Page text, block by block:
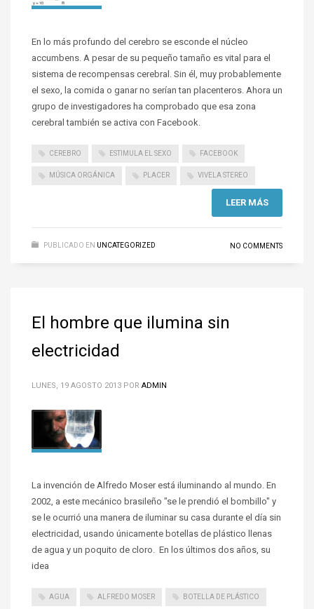
En lo más profundo del cerebro se esconde el núcleo
accumbens. A pesar de su pequeño tamaño es vital para el
sistema de recompensas cerebral. Sin él, muy probablemente
el sexo, la comida o ganar no serían tan placenteros. Ahora un
grupo de investigadores ha comprobado que esa zona
cerebral también se activa con Facebook.
CEREBRO ESTIMULA EL SEXO FACEBOOK
MÚSICA ORGÁNICA PLACER VIVELA STEREO
LEER MÁS
PUBLICADO EN UNCATEGORIZED NO COMMENTS
El hombre que ilumina sin
electricidad
LUNES, 19 AGOSTO 2013 POR ADMIN
La invención de Alfredo Moser está iluminando al mundo. En
2002, a este mecánico brasileño "se le prendió el bombillo" y
se le ocurrió una manera de iluminar su casa durante el día sin
electricidad, usando únicamente botellas de plástico llenas
de agua y un poquito de cloro. En los últimos dos años, su
idea
AGUA ALFREDO MOSER BOTELLA DE PLÁSTICO